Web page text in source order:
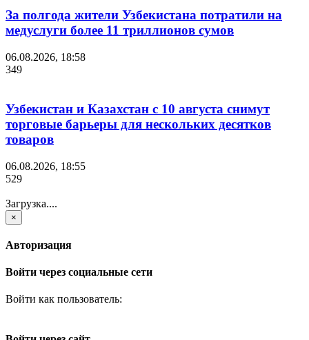
За полгода жители Узбекистана потратили на
медуслуги более 11 триллионов сумов
06.08.2026, 18:58
349
Узбекистан и Казахстан с 10 августа снимут
торговые барьеры для нескольких десятков
товаров
06.08.2026, 18:55
529
Загрузка....
×
Авторизация
Войти через социальные сети
Войти как пользователь: